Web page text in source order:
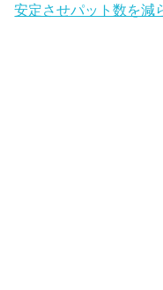
安定させパット数を減